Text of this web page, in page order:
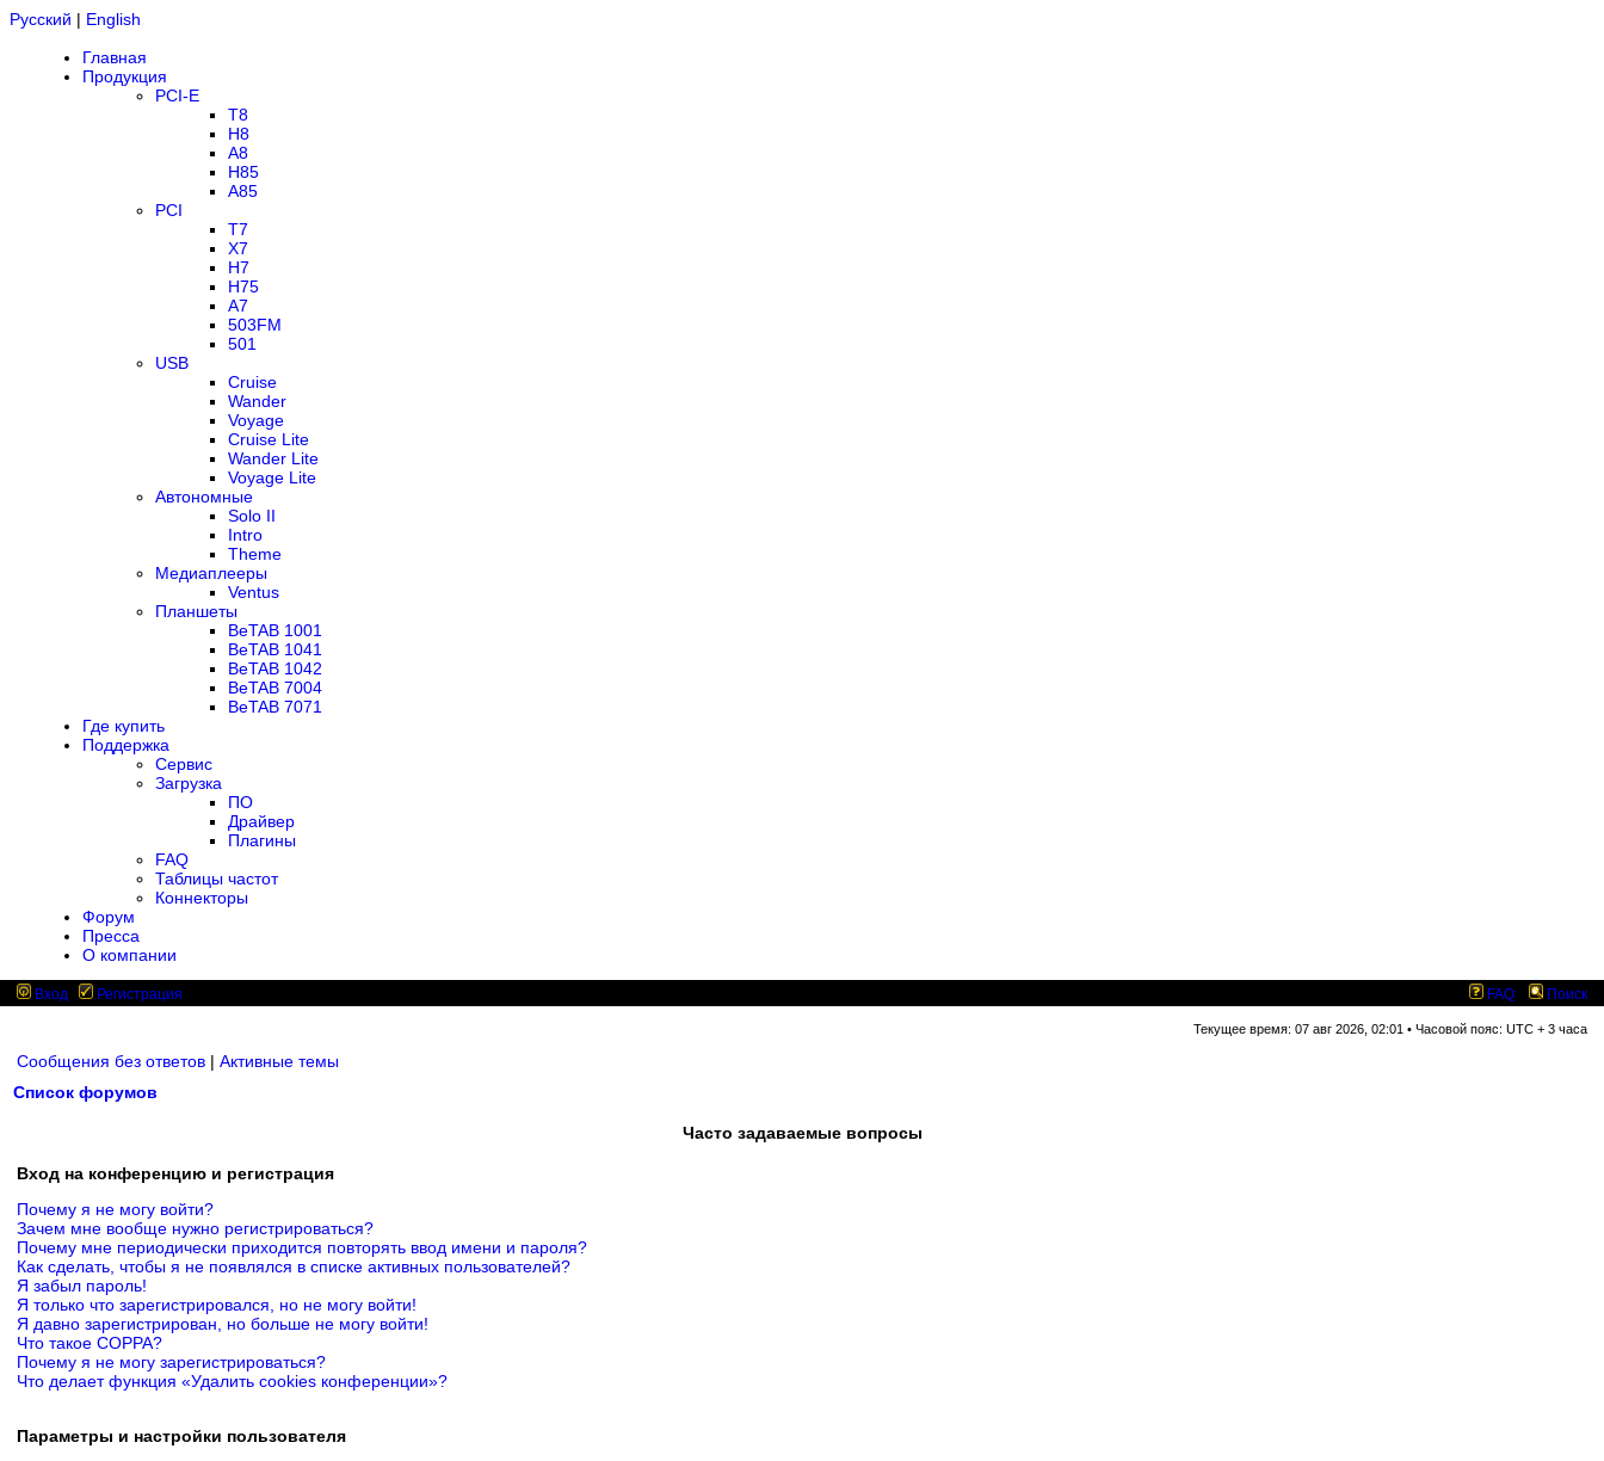
Русский | English
Главная
Продукция
PCI-E
T8
H8
A8
H85
A85
PCI
T7
X7
H7
H75
A7
503FM
501
USB
Cruise
Wander
Voyage
Cruise Lite
Wander Lite
Voyage Lite
Автономные
Solo II
Intro
Theme
Медиаплееры
Ventus
Планшеты
BeTAB 1001
BeTAB 1041
BeTAB 1042
BeTAB 7004
BeTAB 7071
Где купить
Поддержка
Сервис
Загрузка
ПО
Драйвер
Плагины
FAQ
Таблицы частот
Коннекторы
Форум
Пресса
О компании
Вход Регистрация FAQ Поиск
Текущее время: 07 авг 2026, 02:01 • Часовой пояс: UTC + 3 часа
Сообщения без ответов | Активные темы
Список форумов
Часто задаваемые вопросы
Вход на конференцию и регистрация
Почему я не могу войти?
Зачем мне вообще нужно регистрироваться?
Почему мне периодически приходится повторять ввод имени и пароля?
Как сделать, чтобы я не появлялся в списке активных пользователей?
Я забыл пароль!
Я только что зарегистрировался, но не могу войти!
Я давно зарегистрирован, но больше не могу войти!
Что такое COPPA?
Почему я не могу зарегистрироваться?
Что делает функция «Удалить cookies конференции»?
Параметры и настройки пользователя